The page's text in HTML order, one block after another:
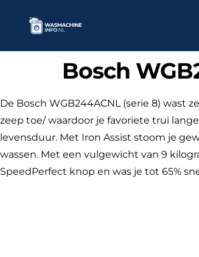
Bosch
De Bosch WGB244ACNL (serie 8) wast
zeep toe/ waardoor je favoriete trui
levensduur. Met Iron Assist stoom je
wassen. Met een vulgewicht van 9
SpeedPerfect knop en was je tot 65%